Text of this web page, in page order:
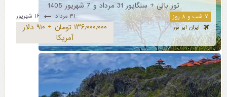
تور بالی + سنگاپور 31 مرداد و 7 شهریور 1405
۷ شب و ۸ روز ۳۱ مرداد ۱۶ شهریور
ایران ایر تور
۱۳۶٫۰۰۰٫۰۰۰ تومان + ۹۱۰ دلار
آمریکا